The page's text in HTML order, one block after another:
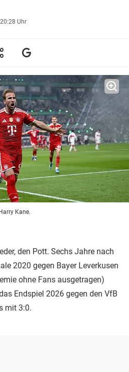
Uhr
Kane.
den Pott. Sechs Jahre nach
2020 gegen Bayer Leverkusen
ohne Fans ausgetragen)
Endspiel 2026 gegen den VfB
mit 3:0.